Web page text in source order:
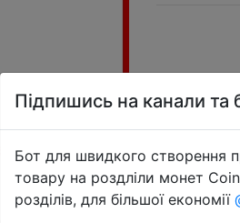
Підпишись на канали та
Бот для швидкого створення
товару на роздліли монет
розділів, для більшої економії